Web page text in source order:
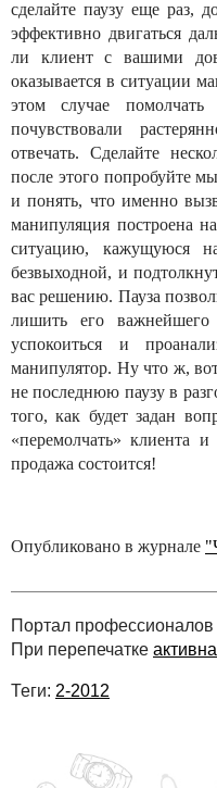
сделайте паузу еще раз,
эффективно двигаться
ли клиент с вашими
оказывается в ситуации
этом случае
почувствовали
отвечать. Сделайте
после этого попробуйте
и понять, что именно
манипуляция построена
ситуацию, кажущуюся
безвыходной, и
вас решению. Пауза
лишить его
успокоиться и
манипулятор. Ну что ж,
не последнюю паузу в
того, как будет задан
«перемолчать» клиента
продажа состоится!
Опубликовано в журнале
Портал профессионалов
При перепечатке
Теги: 2-2012